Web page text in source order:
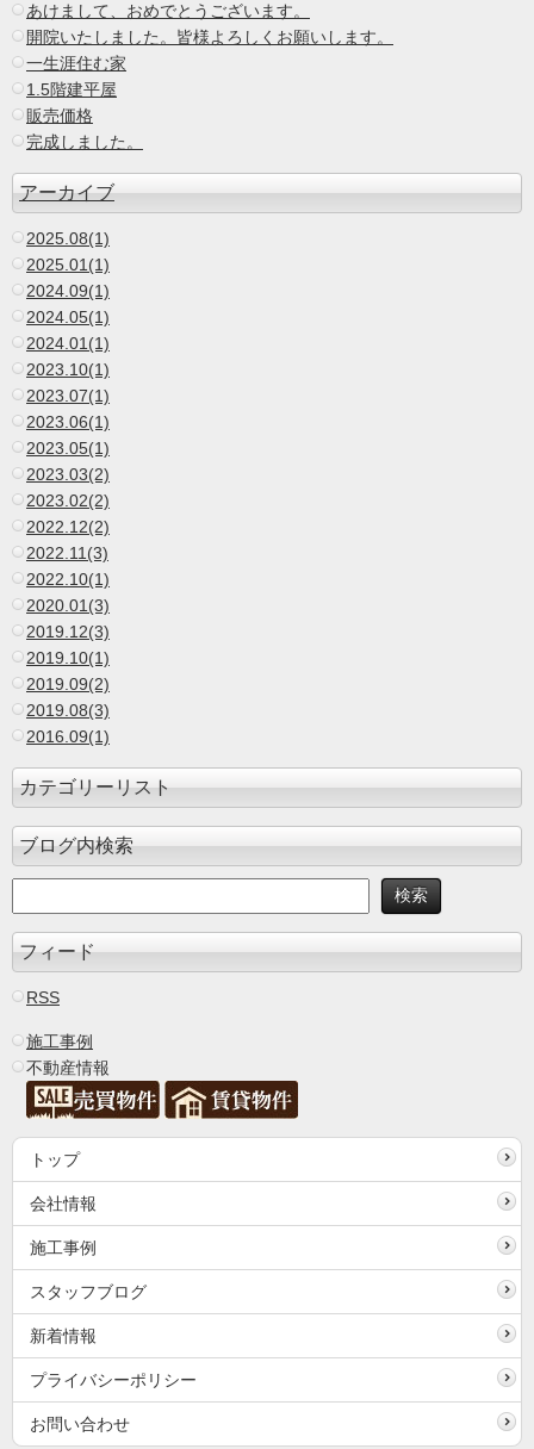
あけまして、おめでとうございます。
開院いたしました。皆様よろしくお願いします。
一生涯住む家
1.5階建平屋
販売価格
完成しました。
アーカイブ
2025.08(1)
2025.01(1)
2024.09(1)
2024.05(1)
2024.01(1)
2023.10(1)
2023.07(1)
2023.06(1)
2023.05(1)
2023.03(2)
2023.02(2)
2022.12(2)
2022.11(3)
2022.10(1)
2020.01(3)
2019.12(3)
2019.10(1)
2019.09(2)
2019.08(3)
2016.09(1)
カテゴリーリスト
ブログ内検索
フィード
RSS
施工事例
不動産情報
トップ
会社情報
施工事例
スタッフブログ
新着情報
プライバシーポリシー
お問い合わせ